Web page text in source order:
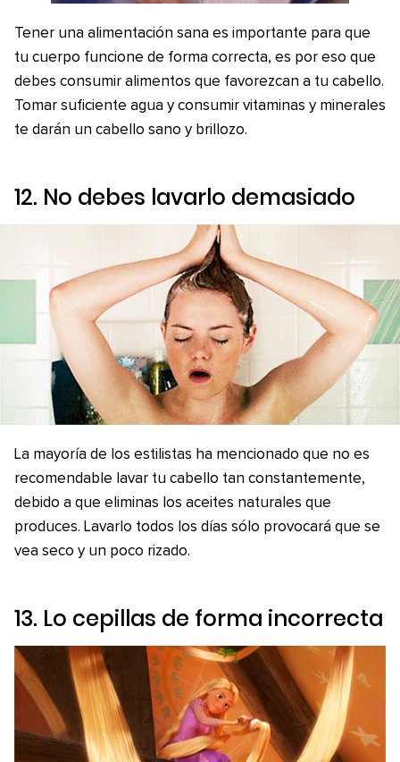
Tener una alimentación sana es importante para que
tu cuerpo funcione de forma correcta, es por eso que
debes consumir alimentos que favorezcan a tu cabello.
Tomar suficiente agua y consumir vitaminas y minerales
te darán un cabello sano y brillozo.
12. No debes lavarlo demasiado
La mayoría de los estilistas ha mencionado que no es
recomendable lavar tu cabello tan constantemente,
debido a que eliminas los aceites naturales que
produces. Lavarlo todos los días sólo provocará que se
vea seco y un poco rizado.
13. Lo cepillas de forma incorrecta